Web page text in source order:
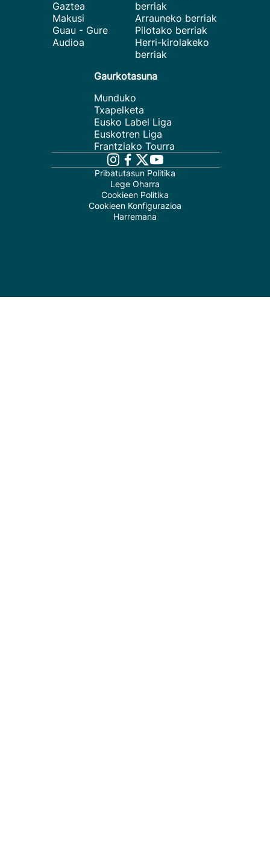
Gaztea
Makusi
Guau - Gure
Audioa
berriak
Arrauneko berriak
Pilotako berriak
Herri-kirolakeko
berriak
Gaurkotasuna
Munduko
Txapelketa
Eusko Label Liga
Euskotren Liga
Frantziako Tourra
Pribatutasun Politika
Lege Oharra
Cookieen Politika
Cookieen Konfigurazioa
Harremana